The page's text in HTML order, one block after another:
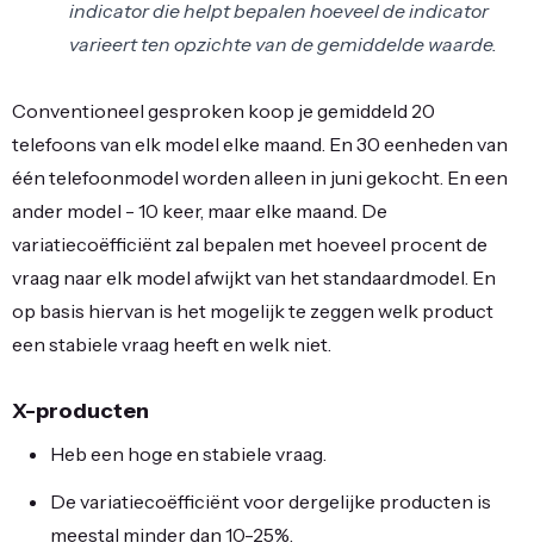
indicator die helpt bepalen hoeveel de indicator
varieert ten opzichte van de gemiddelde waarde.
Conventioneel gesproken koop je gemiddeld 20
telefoons van elk model elke maand. En 30 eenheden van
één telefoonmodel worden alleen in juni gekocht. En een
ander model - 10 keer, maar elke maand. De
variatiecoëfficiënt zal bepalen met hoeveel procent de
vraag naar elk model afwijkt van het standaardmodel. En
op basis hiervan is het mogelijk te zeggen welk product
een stabiele vraag heeft en welk niet.
X-producten
Heb een hoge en stabiele vraag.
De variatiecoëfficiënt voor dergelijke producten is
meestal minder dan 10-25%.